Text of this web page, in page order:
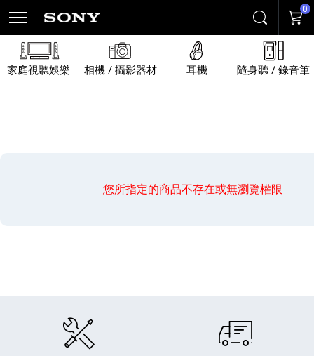
搜尋 購物
0
家庭視聽娛樂 相機 / 攝影器材 耳機 隨身聽 / 錄音筆
您所指定的商品不存在或無瀏覽權限